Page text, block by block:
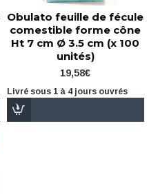
Obulato feuille de fécule
comestible forme cône
Ht 7 cm Ø 3.5 cm (x 100
unités)
19,58€
Livré sous 1 à 4 jours ouvrés